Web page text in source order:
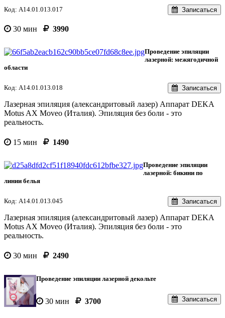
Код: A14.01.013.017 Записаться
30 мин 3990
Проведение эпиляции
лазерной: межягодичной
области
Код: A14.01.013.018 Записаться
Лазерная эпиляция (александритовый лазер) Аппарат DEKA
Motus AX Moveo (Италия). Эпиляция без боли - это
реальность.
15 мин 1490
Проведение эпиляции
лазерной: бикини по
линии белья
Код: A14.01.013.045 Записаться
Лазерная эпиляция (александритовый лазер) Аппарат DEKA
Motus AX Moveo (Италия). Эпиляция без боли - это
реальность.
30 мин 2490
Проведение эпиляции лазерной декольте
Записаться
30 мин 3700